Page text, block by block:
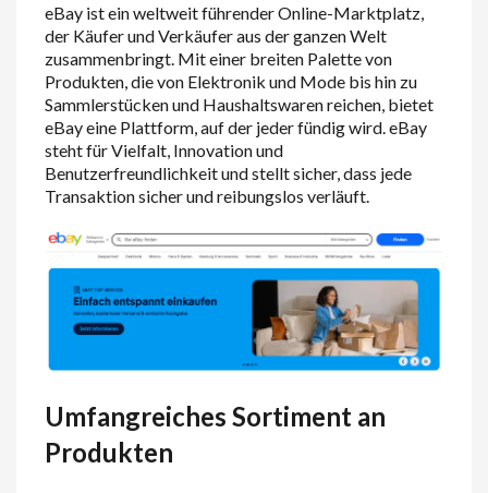
eBay ist ein weltweit führender Online-Marktplatz,
der Käufer und Verkäufer aus der ganzen Welt
zusammenbringt. Mit einer breiten Palette von
Produkten, die von Elektronik und Mode bis hin zu
Sammlerstücken und Haushaltswaren reichen, bietet
eBay eine Plattform, auf der jeder fündig wird. eBay
steht für Vielfalt, Innovation und
Benutzerfreundlichkeit und stellt sicher, dass jede
Transaktion sicher und reibungslos verläuft.
Umfangreiches Sortiment an
Produkten